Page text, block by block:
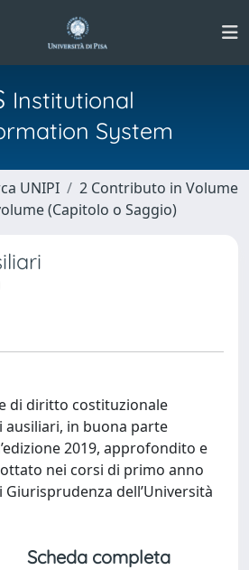
Institutional
System
UNIPI
2 Contributo in Volume
(Capitolo o Saggio)
di diritto costituzionale
in buona parte
2019, approfondito e
nei corsi di primo anno
dell’Università
Scheda completa